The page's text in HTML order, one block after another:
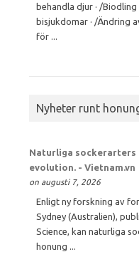
behandla djur · /
bisjukdomar · /Ändring
för ...
Nyheter runt
Naturliga sockerarters
evolution. - Vietnam.vn
on augusti 7, 2026
Enligt ny forskning av
Sydney (Australien),
Science, kan naturliga
honung ...